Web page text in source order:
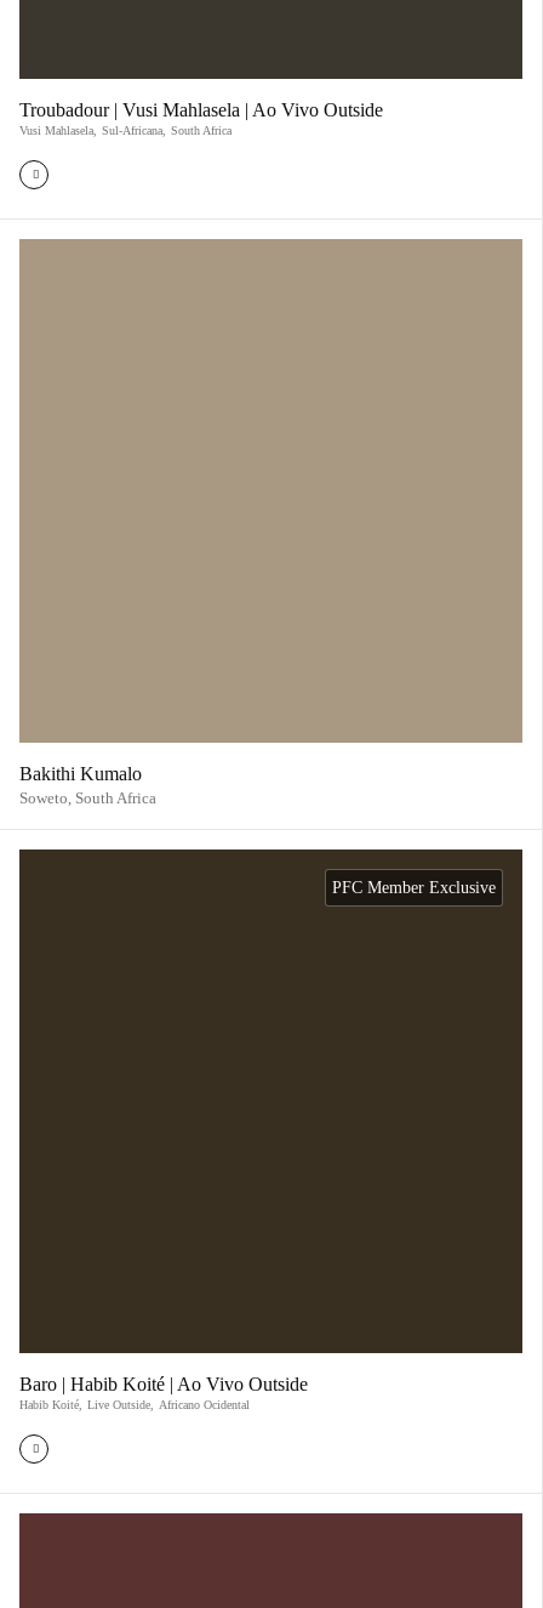
Troubadour | Vusi Mahlasela | Ao Vivo Outside
Vusi Mahlasela Sul-Africana South Africa
Bakithi Kumalo
Soweto, South Africa
PFC Member Exclusive
Baro | Habib Koité | Ao Vivo Outside
Habib Koité Live Outside Africano Ocidental